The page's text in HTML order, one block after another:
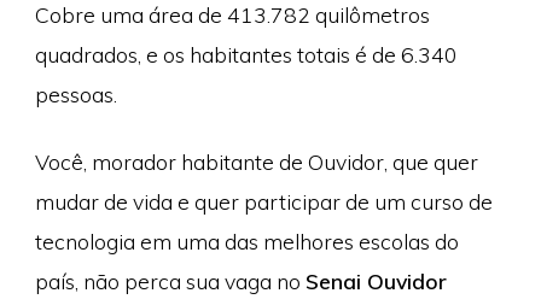
Cobre uma área de 413.782 quilômetros
quadrados, e os habitantes totais é de 6.340
pessoas.
Você, morador habitante de Ouvidor, que quer
mudar de vida e quer participar de um curso de
tecnologia em uma das melhores escolas do
país, não perca sua vaga no Senai Ouvidor